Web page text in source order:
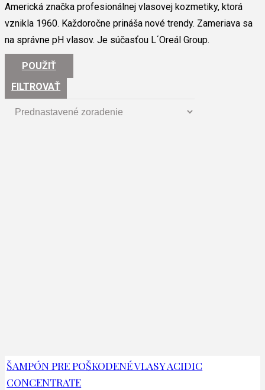
Americká značka profesionálnej vlasovej kozmetiky, ktorá
vznikla 1960. Každoročne prináša nové trendy. Zameriava sa
na správne pH vlasov. Je súčasťou L´Oreál Group.
POUŽIŤ
FILTROVAŤ
ŠAMPÓN PRE POŠKODENÉ VLASY ACIDIC
CONCENTRATE